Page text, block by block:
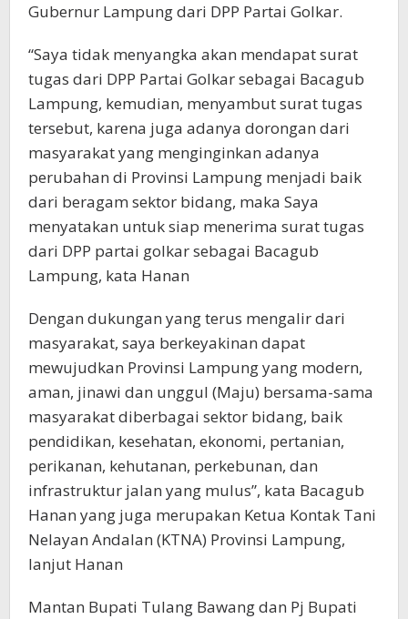
Gubernur Lampung dari DPP Partai Golkar.
“Saya tidak menyangka akan mendapat surat
tugas dari DPP Partai Golkar sebagai Bacagub
Lampung, kemudian, menyambut surat tugas
tersebut, karena juga adanya dorongan dari
masyarakat yang menginginkan adanya
perubahan di Provinsi Lampung menjadi baik
dari beragam sektor bidang, maka Saya
menyatakan untuk siap menerima surat tugas
dari DPP partai golkar sebagai Bacagub
Lampung, kata Hanan
Dengan dukungan yang terus mengalir dari
masyarakat, saya berkeyakinan dapat
mewujudkan Provinsi Lampung yang modern,
aman, jinawi dan unggul (Maju) bersama-sama
masyarakat diberbagai sektor bidang, baik
pendidikan, kesehatan, ekonomi, pertanian,
perikanan, kehutanan, perkebunan, dan
infrastruktur jalan yang mulus”, kata Bacagub
Hanan yang juga merupakan Ketua Kontak Tani
Nelayan Andalan (KTNA) Provinsi Lampung,
lanjut Hanan
Mantan Bupati Tulang Bawang dan Pj Bupati